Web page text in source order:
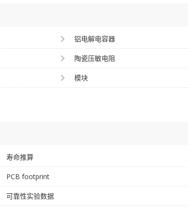
铝电解电容器
陶瓷压敏电阻
模块
寿命推算
PCB footprint
可靠性实验数据